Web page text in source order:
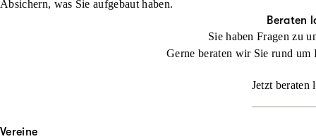
Absichern, was Sie aufgebaut haben.
Beraten
Sie haben Fragen zu
Gerne beraten wir Sie rund um
Jetzt beraten
Vereine